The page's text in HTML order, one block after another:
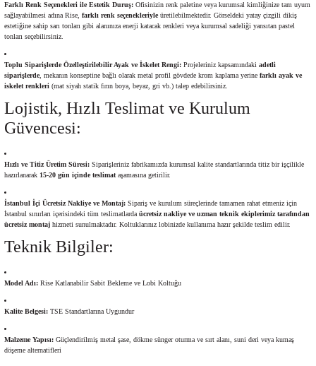
Farklı Renk Seçenekleri ile Estetik Duruş: Ofisinizin renk paletine veya kurumsal kimliğinize tam uyum
sağlayabilmesi adına Rise, farklı renk seçenekleriyleüretilebilmektedir. Görseldeki yatay çizgili dikiş
estetiğine sahip sarı tonları gibi alanınıza enerji katacak renkleri veya kurumsal sadeliği yansıtan pastel
tonları seçebilirsiniz.
Toplu Siparişlerde Özelleştirilebilir Ayak ve İskelet Rengi: Projeleriniz kapsamındaki adetli
siparişlerde, mekanın konseptine bağlı olarak metal profil gövdede krom kaplama yerine farklı ayak ve
iskelet renkleri (mat siyah statik fırın boya, beyaz, gri vb.) talep edebilirsiniz.
Lojistik, Hızlı Teslimat ve Kurulum
Güvencesi:
Hızlı ve Titiz Üretim Süresi: Siparişleriniz fabrikamızda kurumsal kalite standartlarında titiz bir işçilikle
hazırlanarak 15-20 gün içinde teslimat aşamasına getirilir.
İstanbul İçi Ücretsiz Nakliye ve Montaj: Sipariş ve kurulum süreçlerinde tamamen rahat etmeniz için
İstanbul sınırları içerisindeki tüm teslimatlarda ücretsiz nakliye ve uzman teknik ekiplerimiz tarafından
ücretsiz montaj hizmeti sunulmaktadır. Koltuklarınız lobinizde kullanıma hazır şekilde teslim edilir.
Teknik Bilgiler:
Model Adı: Rise Katlanabilir Sabit Bekleme ve Lobi Koltuğu
Kalite Belgesi: TSE Standartlarına Uygundur
Malzeme Yapısı: Güçlendirilmiş metal şase, dökme sünger oturma ve sırt alanı, suni deri veya kumaş
döşeme alternatifleri